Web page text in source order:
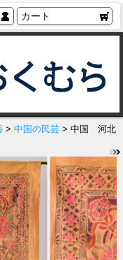
カート
> 中国の民芸 > 中国 河北